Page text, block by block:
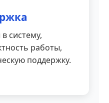
систему,
работы,
поддержку.